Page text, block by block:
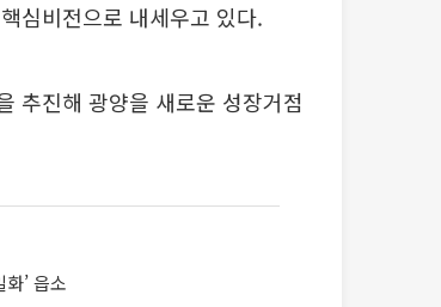
심비전으로 내세우고 있다.
추진해 광양을 새로운 성장거점
’ 읍소